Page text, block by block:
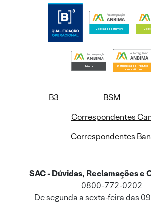
B3 BSM
Correspondentes
Correspondentes
SAC - Dúvidas, Reclamações e
0800-772-0202
De segunda a sexta-feira das